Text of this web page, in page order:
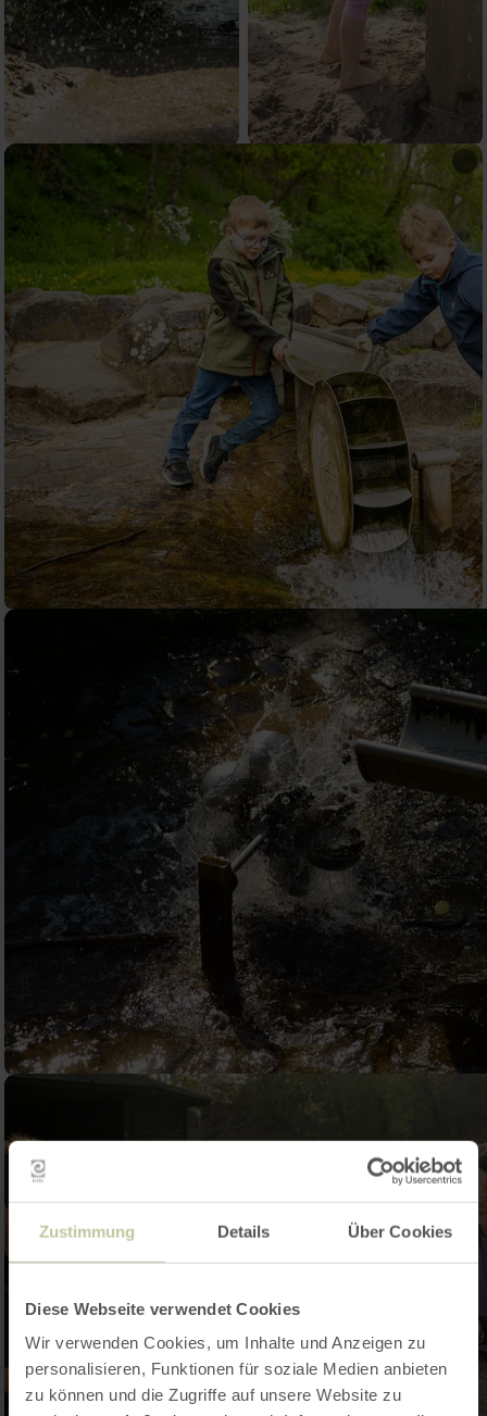
Zustimmung Details Über Cookies
Diese Webseite verwendet Cookies
Wir verwenden Cookies, um Inhalte und Anzeigen zu
personalisieren, Funktionen für soziale Medien anbieten
zu können und die Zugriffe auf unsere Website zu